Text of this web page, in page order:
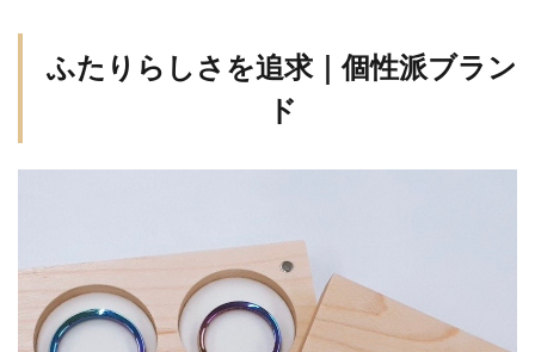
ふたりらしさを追求｜個性派ブラン
ド